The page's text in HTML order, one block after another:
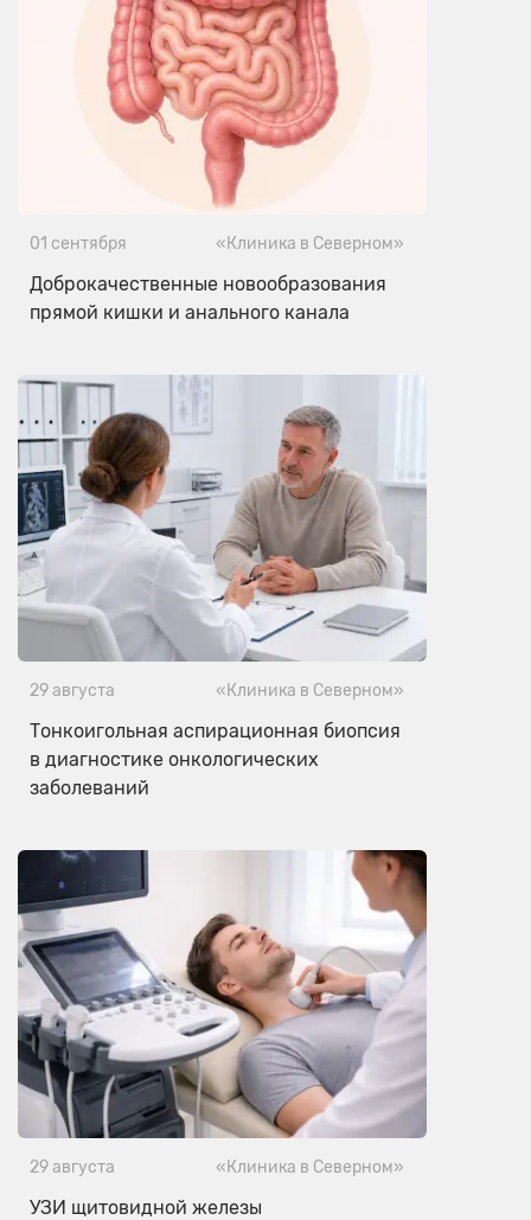
01 сентября «Клиника в Северном»
Доброкачественные новообразования
прямой кишки и анального канала
29 августа «Клиника в Северном»
Тонкоигольная аспирационная биопсия
в диагностике онкологических
заболеваний
29 августа «Клиника в Северном»
УЗИ щитовидной железы